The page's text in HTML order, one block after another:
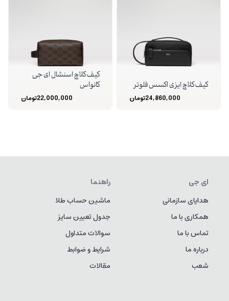
کیف کلاچ ایزی اکسس فلوتر
24,860,000تومان
کیف کلاچ اسنشال ای جی
کانواس
22,000,000تومان
ای جی
هدایای سازمانی
همکاری با ما
تماس با ما
درباره ما
شعب
راهنما
ماشین حساب طلا
جدول تعیین سایز
سوالات متداول
شرایط و ضوابط
مقالات